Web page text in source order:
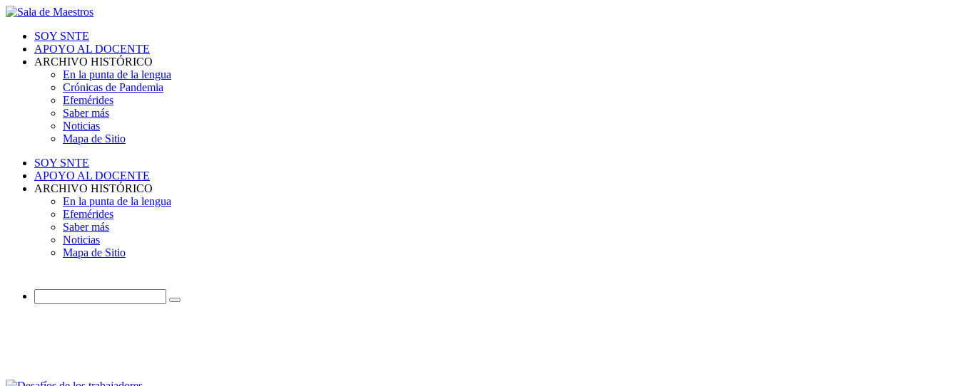
SOY SNTE
APOYO AL DOCENTE
ARCHIVO HISTÓRICO
En la punta de la lengua
Crónicas de Pandemia
Efemérides
Saber más
Noticias
Mapa de Sitio
SOY SNTE
APOYO AL DOCENTE
ARCHIVO HISTÓRICO
En la punta de la lengua
Efemérides
Saber más
Noticias
Mapa de Sitio